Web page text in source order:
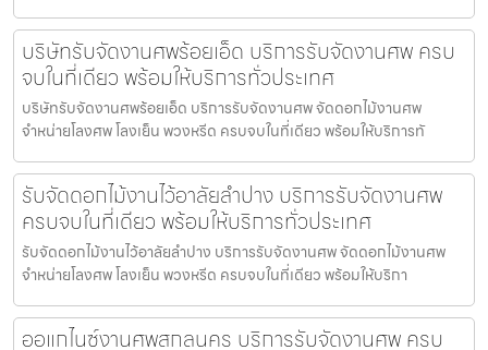
บริษัทรับจัดงานศพร้อยเอ็ด บริการรับจัดงานศพ ครบ
จบในที่เดียว พร้อมให้บริการทั่วประเทศ
บริษัทรับจัดงานศพร้อยเอ็ด บริการรับจัดงานศพ จัดดอกไม้งานศพ
จำหน่ายโลงศพ โลงเย็น พวงหรีด ครบจบในที่เดียว พร้อมให้บริการทั
รับจัดดอกไม้งานไว้อาลัยลำปาง บริการรับจัดงานศพ
ครบจบในที่เดียว พร้อมให้บริการทั่วประเทศ
รับจัดดอกไม้งานไว้อาลัยลำปาง บริการรับจัดงานศพ จัดดอกไม้งานศพ
จำหน่ายโลงศพ โลงเย็น พวงหรีด ครบจบในที่เดียว พร้อมให้บริกา
ออแกไนซ์งานศพสกลนคร บริการรับจัดงานศพ ครบ